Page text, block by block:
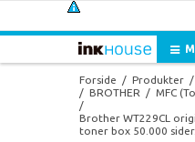
Forside / Produkter /
/ BROTHER / MFC
/
Brother WT229CL
toner box 50.000 sider.